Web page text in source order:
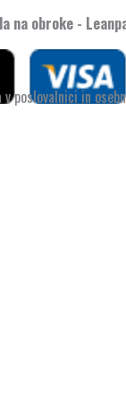
na obroke -
poslovalnici in